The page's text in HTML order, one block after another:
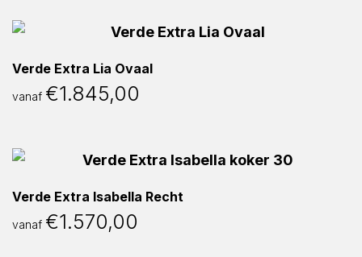
Verde Extra Lia Ovaal
vanaf €1.845,00
Verde Extra Isabella Recht
vanaf €1.570,00